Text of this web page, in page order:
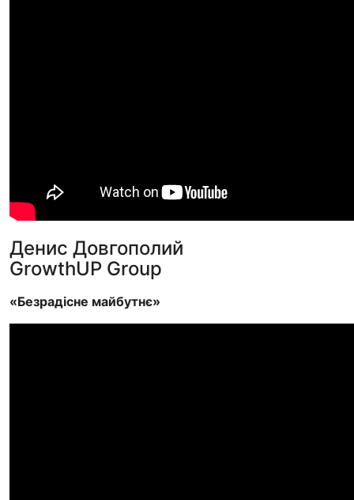
Денис Довгополий
GrowthUP Group
«Безрадісне майбутнє»